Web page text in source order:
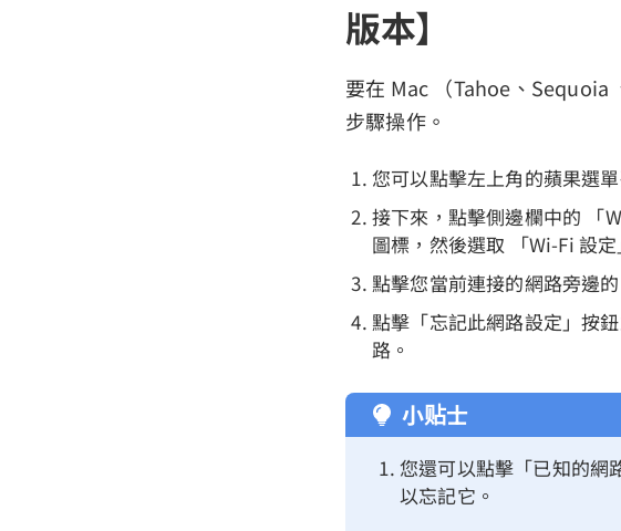
版本】
要在 Mac （Tahoe、Sequoia
步驟操作。
您可以點擊左上角的蘋果選
接下來，點擊側邊欄中的 「
圖標，然後選取 「Wi-Fi 設
點擊您當前連接的網路旁邊
點擊「忘記此網路設定」按
路。
小贴士
您還可以點擊「已知的網
以忘記它。